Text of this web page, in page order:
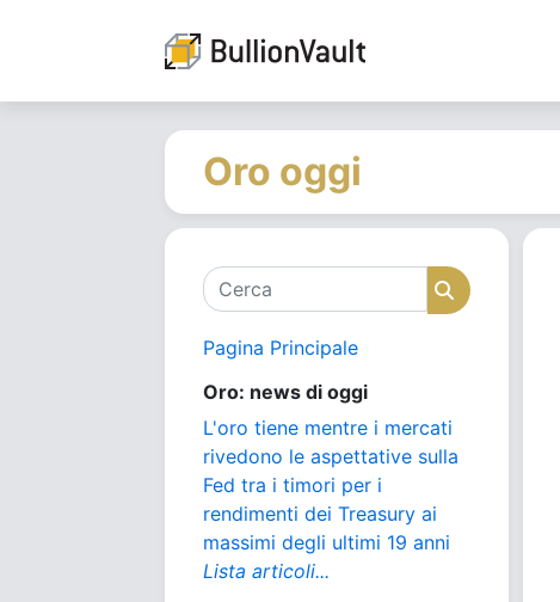
Oro oggi
Cerca Cerca
Pagina Principale
Oro: news di oggi
L'oro tiene mentre i mercati
rivedono le aspettative sulla
Fed tra i timori per i
rendimenti dei Treasury ai
massimi degli ultimi 19 anni
Lista articoli...